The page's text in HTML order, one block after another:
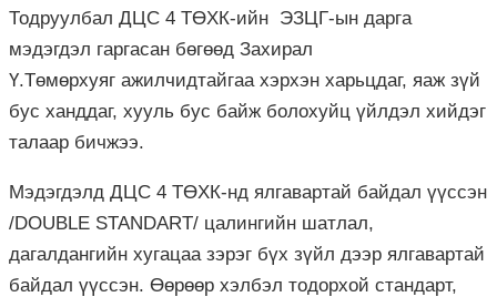
Тодруулбал ДЦС 4 ТӨХК-ийн ЭЗЦГ-ын дарга
мэдэгдэл гаргасан бөгөөд Захирал
Ү.Төмөрхуяг ажилчидтайгаа хэрхэн харьцдаг, яаж зүй
бус ханддаг, хууль бус байж болохуйц үйлдэл хийдэг
талаар бичжээ.
Мэдэгдэлд ДЦС 4 ТӨХК-нд ялгавартай байдал үүссэн
/DOUBLE STANDART/ цалингийн шатлал,
дагалдангийн хугацаа зэрэг бүх зүйл дээр ялгавартай
байдал үүссэн. Өөрөөр хэлбэл тодорхой стандарт,